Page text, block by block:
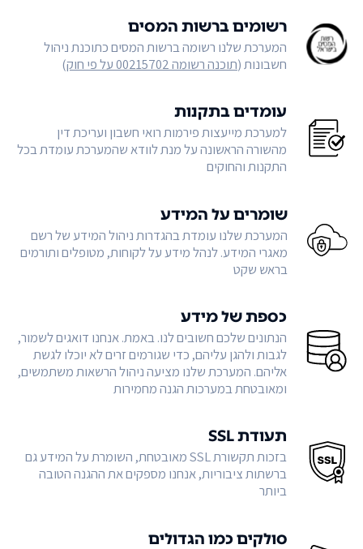
רשומים ברשות המסים
המערכת שלנו רשומה ברשות המסים כתוכנת ניהול
חשבונות (תוכנה רשומה 00215702 על פי חוק )
עומדים בתקנות
למערכת מייעצות פירמות רואי חשבון ועריכת דין
מהשורה הראשונה על מנת לוודא שהמערכת עומדת בכל
התקנות והחוקים
שומרים על המידע
המערכת שלנו עומדת בהגדרות ניהול המידע של רשם
מאגרי המידע. לנהל מידע על לקוחות, מטופלים ותורמים
בראש שקט
כספת של מידע
הנתונים שלכם חשובים לנו. באמת. אנחנו דואגים לשמור,
לגבות ולהגן עליהם, כדי שגורמים זרים לא יוכלו לגשת
אליהם. המערכת שלנו מציעה ניהול הרשאות משתמשים,
ומאובטחת במערכות הגנה מחמירות
תעודת SSL
בזכות תקשורת SSL מאובטחת, השומרת על המידע גם
ברשתות ציבוריות, אנחנו מספקים את ההגנה הטובה
ביותר
סולקים כמו הגדולים